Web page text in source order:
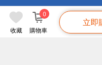
收藏 購物車
0
立即